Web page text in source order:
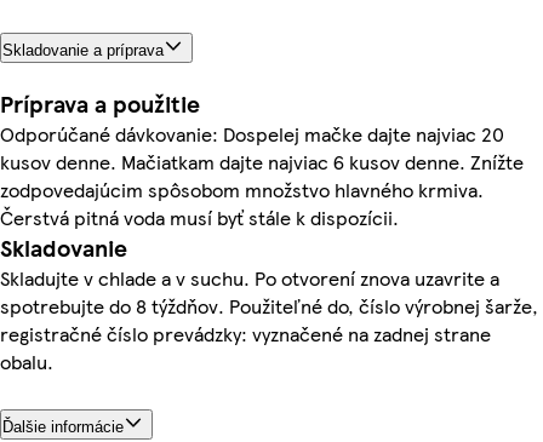
Skladovanie a príprava
Príprava a použitie
Odporúčané dávkovanie: Dospelej mačke dajte najviac 20
kusov denne. Mačiatkam dajte najviac 6 kusov denne. Znížte
zodpovedajúcim spôsobom množstvo hlavného krmiva.
Čerstvá pitná voda musí byť stále k dispozícii.
Skladovanie
Skladujte v chlade a v suchu. Po otvorení znova uzavrite a
spotrebujte do 8 týždňov. Použiteľné do, číslo výrobnej šarže,
registračné číslo prevádzky: vyznačené na zadnej strane
obalu.
Ďalšie informácie